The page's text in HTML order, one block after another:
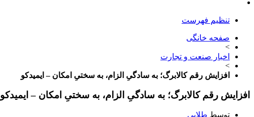
تنظیم فهرست
صفحه خانگی
>
اخبار صنعت و تجارت
>
افزایش رقم کالابرگ؛ به سادگیِ الزام، به سختیِ امکان – ایمیدکو
افزایش رقم کالابرگ؛ به سادگیِ الزام، به سختیِ امکان – ایمیدکو
توسط طلایی